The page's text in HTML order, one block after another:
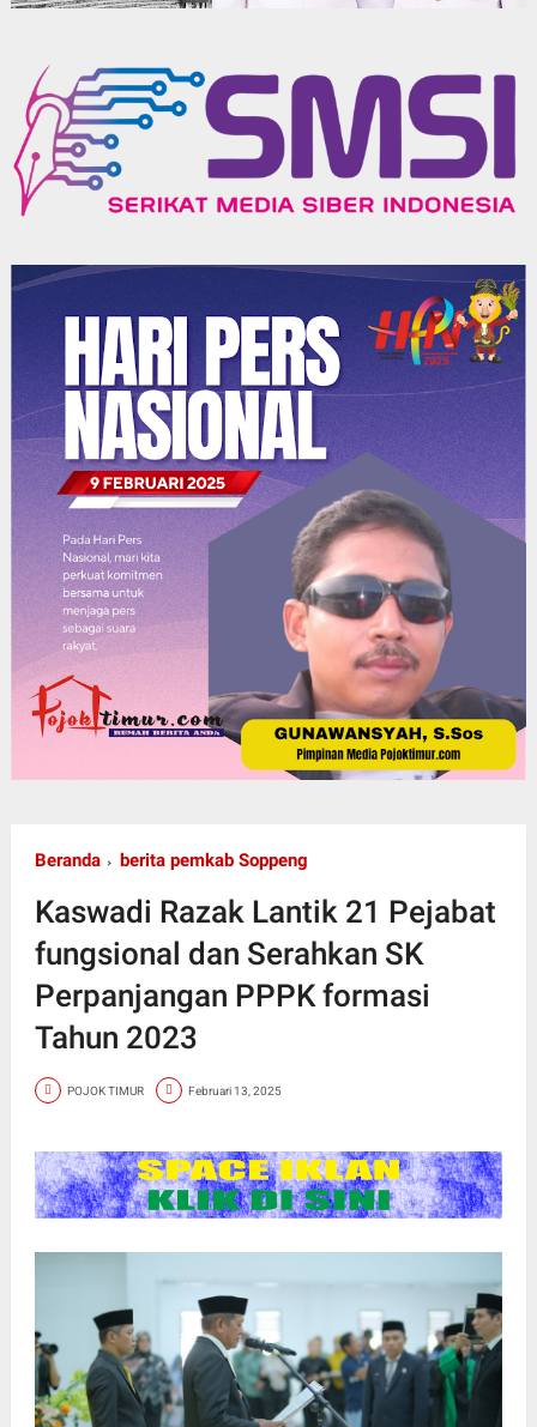
Beranda berita pemkab Soppeng
Kaswadi Razak Lantik 21 Pejabat
fungsional dan Serahkan SK
Perpanjangan PPPK formasi
Tahun 2023
POJOK TIMUR Februari 13, 2025